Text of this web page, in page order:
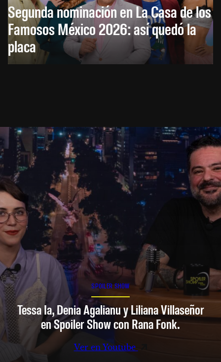
Segunda nominación en La Casa de los
Famosos México 2026: así quedó la
placa
SPOILER SHOW
Tessa Ia, Denia Agalianu y Liliana Villaseñor
en Spoiler Show con Rana Fonk.
Ver en Youtube